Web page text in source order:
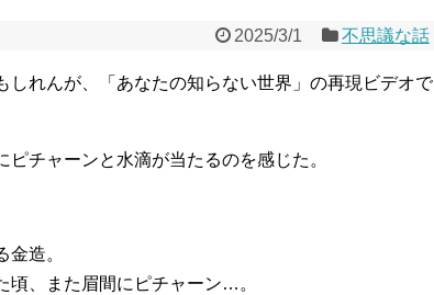
2025/3/1 不思議な話
しれんが、「あなたの知らない世界」の再現ビデオで
チャーンと水滴が当たるのを感じた。
造。
頃、また眉間にピチャーン…。